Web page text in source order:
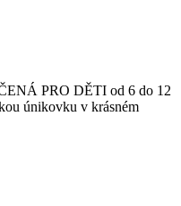
PRO DĚTI od 6 do 12
únikovku v krásném